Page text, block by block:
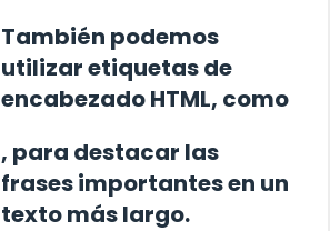
También podemos
utilizar etiquetas de
encabezado HTML, como
, para destacar las
frases importantes en un
texto más largo.